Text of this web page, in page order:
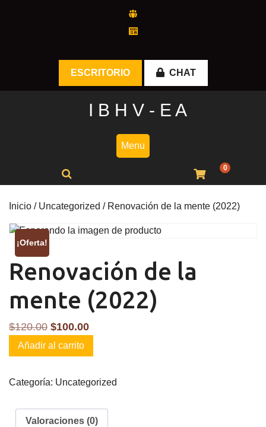
ESCRITORIO CHAT
I B H V - E A
Menu
0
Inicio / Uncategorized / Renovación de la mente (2022)
¡Oferta!
Renovación de la
mente (2022)
$120.00 El
precio
original
$120.00.
$100.00El
actual
$100.00.
Renovación
de
mente
cantidad
Añadir al carrito
Categoría: Uncategorized
Valoraciones (0)